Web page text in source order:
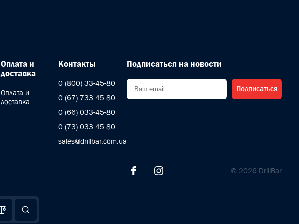
Оплата и
доставка
Оплата и
доставка
Контакты
0 (800) 33-45-80
0 (67) 733-45-80
0 (66) 033-45-80
0 (73) 033-45-80
sales@drillbar.com.ua
Подписаться на новости
Подписаться
© 2026 DrillBar